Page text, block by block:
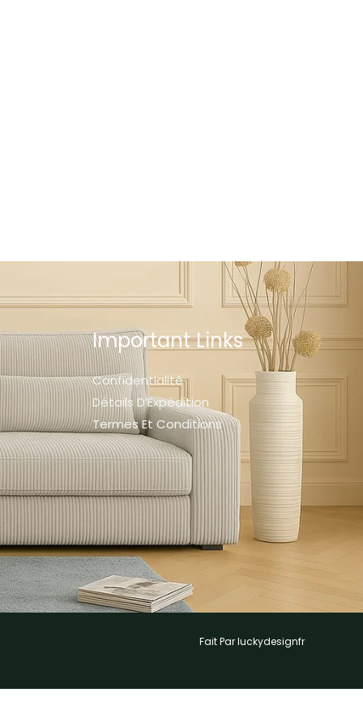
Important Links
Confidentialité
Détails D’Expédition
Termes Et Conditions
Fait Par luckydesignfr